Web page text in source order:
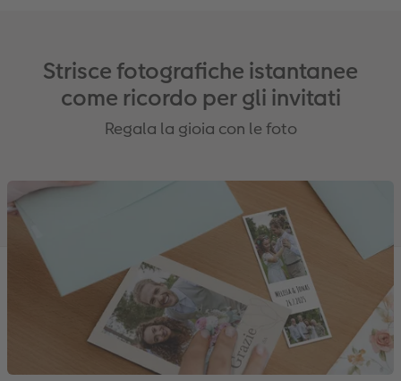
Strisce fotografiche istantanee
come ricordo per gli invitati
Regala la gioia con le foto